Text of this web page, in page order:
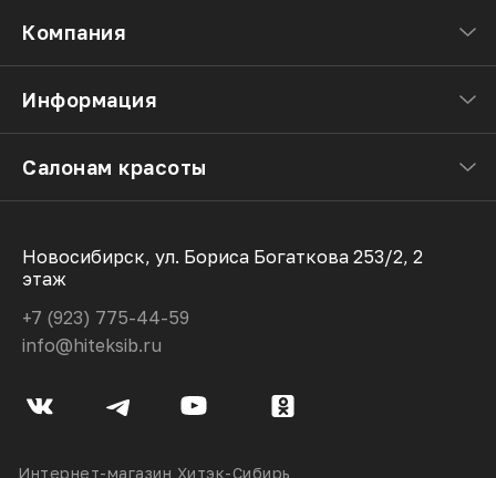
Компания
Информация
Салонам красоты
Новосибирск, ул. Бориса Богаткова 253/2, 2
этаж
+7 (923) 775-44-59
info@hiteksib.ru
Интернет-магазин Хитэк-Сибирь